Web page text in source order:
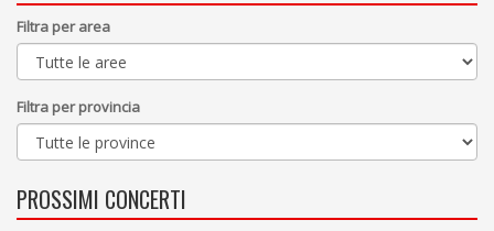
Filtra per area
Filtra per provincia
PROSSIMI CONCERTI